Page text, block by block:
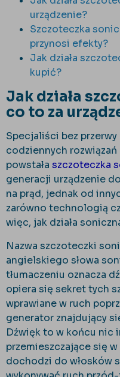
urządzenie?
Szczoteczka
przynosi efekty?
Jak działa
kupić?
Jak działa
co to za
Specjaliści bez
codziennych
powstała szczoteczka
generacji urządzenie
na prąd, jednak od
zarówno technologią
więc, jak działa
Nazwa szczoteczki
angielskiego słowa
tłumaczeniu oznacza
opiera się sekret tych
wprawiane w ruch
generator znajdujący
Dźwięk to w końcu nic
przemieszczające się
dochodzi do włosków